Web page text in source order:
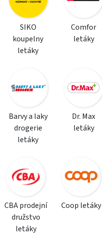
SIKO
koupelny
letáky
Comfor
letáky
Barvy a laky
drogerie
letáky
Dr. Max
letáky
CBA prodejní
družstvo
letáky
Coop letáky